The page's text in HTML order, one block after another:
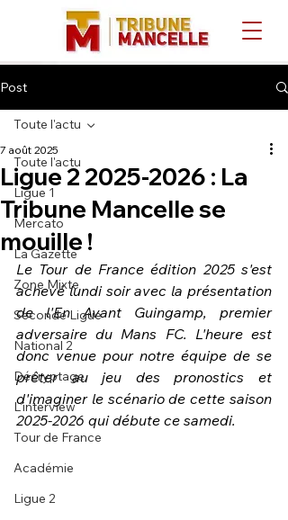
Post
Toute l'actu
Ligue 1
Mercato
La Gazette
Zone Mixte
Seconde Ligue
National 2
Décryptage
L'interview
Tour de France
Académie
Ligue 2
Toute l'actu
Ligue 2 2025-2026 : La
Tribune Mancelle se
mouille !
7 août 2025
Le Tour de France édition 2025 s'est
achevé lundi soir avec la présentation
de l'En Avant Guingamp, premier
adversaire du Mans FC. L'heure est
donc venue pour notre équipe de se
prêter au jeu des pronostics et
d'imaginer le scénario de cette saison
2025-2026 qui débute ce samedi.